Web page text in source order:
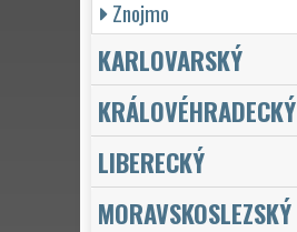
Znojmo
KARLOVARSKÝ
KRÁLOVÉHRADECKÝ
LIBERECKÝ
MORAVSKOSLEZSKÝ